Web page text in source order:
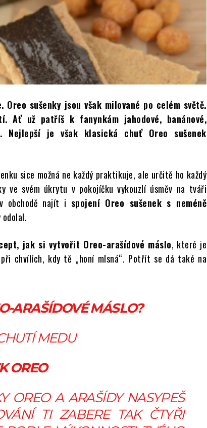
sušenky jsou však milované po celém světě.
Ať už patříš k fanynkám jahodové, banánové,
Nejlepší je však klasická chuť Oreo sušenek
sice možná ne každý praktikuje, ale určitě ho každý
ve svém úkrytu v pokojíčku vykouzlí úsměv na tváři
obchodě najít i spojení Oreo sušenek s neméně
odolal.
jak si vytvořit Oreo-arašídové máslo, které je
chvílích, kdy tě „honí mlsná“. Potřít se dá také na
ARAŠÍDOVÉ MÁSLO?
MEDU
OREO
OREO A ARAŠÍDY NASYPEŠ
TI ZABERE TAK ČTYŘI